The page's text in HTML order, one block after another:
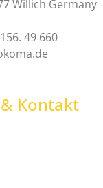
Willich Germany
49 660
Kontakt